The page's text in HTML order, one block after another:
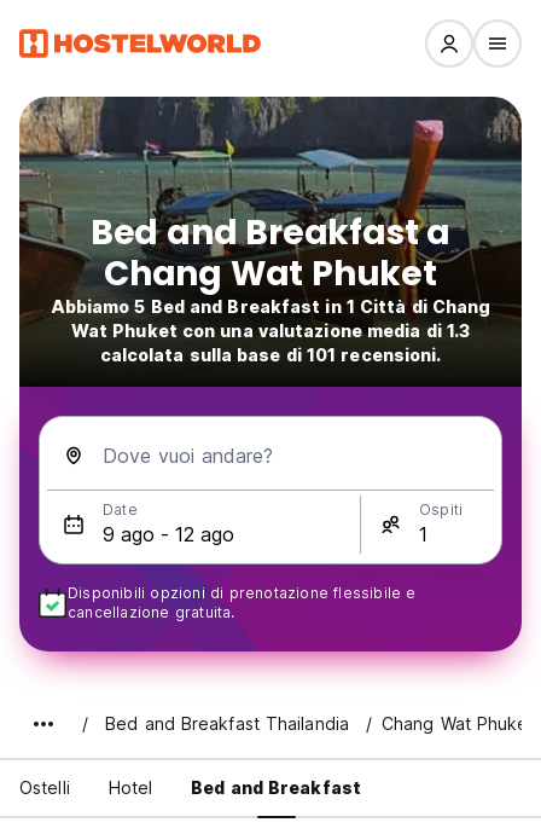
Bed and Breakfast a
Chang Wat Phuket
Abbiamo 5 Bed and Breakfast in 1 Città di Chang
Wat Phuket con una valutazione media di 1.3
calcolata sulla base di 101 recensioni.
Dove vuoi andare?
Date Ospiti
Disponibili opzioni di prenotazione flessibile e
cancellazione gratuita.
Bed and Breakfast Thailandia Chang Wat Phuket
Ostelli Hotel Bed and Breakfast